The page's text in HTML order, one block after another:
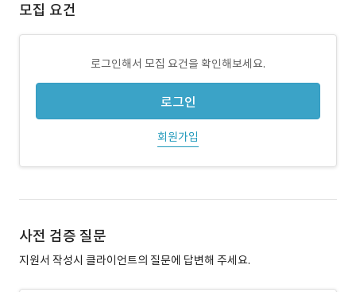
모집 요건
로그인해서 모집 요건을 확인해보세요.
로그인
회원가입
사전 검증 질문
지원서 작성시 클라이언트의 질문에 답변해 주세요.